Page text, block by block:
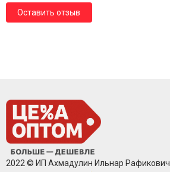
Оставить отзыв
2022 © ИП Ахмадулин Ильнар Рафикович